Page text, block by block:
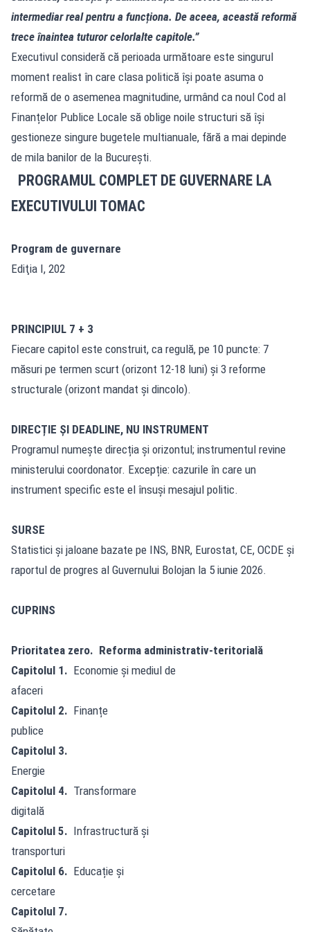
intermediar real pentru a funcționa. De aceea, această reformă
trece înaintea tuturor celorlalte capitole.”
Executivul consideră că perioada următoare este singurul
moment realist în care clasa politică își poate asuma o
reformă de o asemenea magnitudine, urmând ca noul Cod al
Finanțelor Publice Locale să oblige noile structuri să își
gestioneze singure bugetele multianuale, fără a mai depinde
de mila banilor de la București.
PROGRAMUL COMPLET DE GUVERNARE LA
EXECUTIVULUI TOMAC
Program de guvernare
Ediţia I, 202
PRINCIPIUL 7 + 3
Fiecare capitol este construit, ca regulă, pe 10 puncte: 7
măsuri pe termen scurt (orizont 12-18 luni) și 3 reforme
structurale (orizont mandat și dincolo).
DIRECȚIE ȘI DEADLINE, NU INSTRUMENT
Programul numește direcția și orizontul; instrumentul revine
ministerului coordonator. Excepție: cazurile în care un
instrument specific este el însuși mesajul politic.
SURSE
Statistici și jaloane bazate pe INS, BNR, Eurostat, CE, OCDE și
raportul de progres al Guvernului Bolojan la 5 iunie 2026.
CUPRINS
Prioritatea zero. Reforma administrativ-teritorială
Capitolul 1. Economie și mediul de
afaceri
Capitolul 2. Finanțe
publice
Capitolul 3.
Energie
Capitolul 4. Transformare
digitală
Capitolul 5. Infrastructură și
transporturi
Capitolul 6. Educație și
cercetare
Capitolul 7.